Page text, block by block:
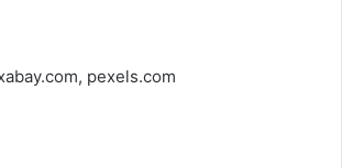
pexels.com